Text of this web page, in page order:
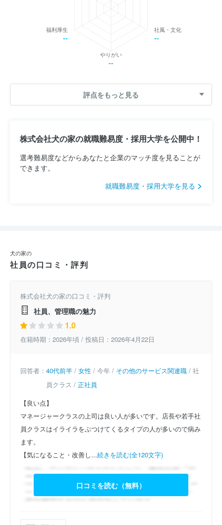
社風・文化
--
やりがい
--
福利厚生
--
評点をもっと見る
株式会社犬の家の就職難易度・採用大学を公開中！
選考難易度などからあなたと企業のマッチ度を見ることが
できます。
就職難易度・採用大学を見る
犬の家の
社員の口コミ・評判
株式会社犬の家の口コミ・評判
社員、管理職の魅力
1.0
在籍時期：2026年頃 / 投稿日：2026年4月22日
回答者： 40代前半 / 女性 / 今年 / その他のサービス関連職 / 社
員クラス / 正社員
【良い点】
マネージャークラスの上司は良い人が多いです。店長や若手社
員クラスはイライラをぶつけてくるタイプの人が多いので病み
ます。
【気になること・改善し...続きを読む(全120文字)
口コミを読む（無料）